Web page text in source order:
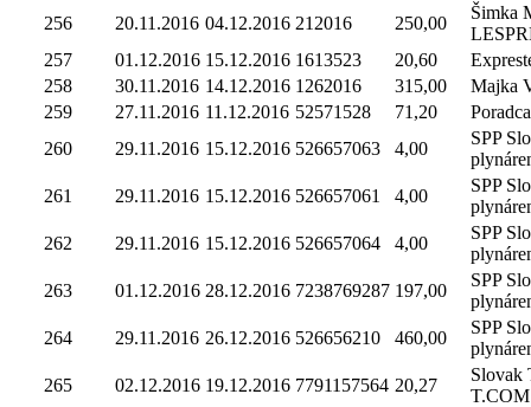
256
20.11.2016 04.12.2016 212016 250,00
Šimka
257
01.12.2016 15.12.2016 1613523 20,60
258
30.11.2016 14.12.2016 1262016 315,00
Majka
259
27.11.2016 11.12.2016 52571528 71,20
260
29.11.2016 15.12.2016 526657063 4,00
SPP
261
29.11.2016 15.12.2016 526657061 4,00
SPP
262
29.11.2016 15.12.2016 526657064 4,00
SPP
263
01.12.2016 28.12.2016 7238769287 197,00
SPP
264
29.11.2016 26.12.2016 526656210 460,00
SPP
265
02.12.2016 19.12.2016 7791157564 20,27
Slovak
T.COM